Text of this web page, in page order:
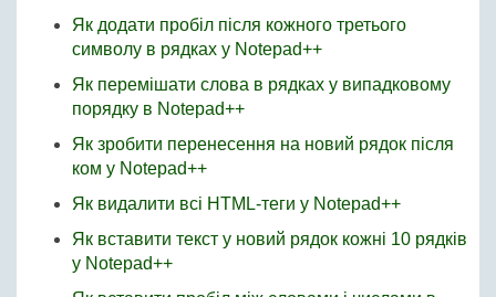
Як додати пробіл після кожного третього
символу в рядках у Notepad++
Як перемішати слова в рядках у випадковому
порядку в Notepad++
Як зробити перенесення на новий рядок після
ком у Notepad++
Як видалити всі HTML-теги у Notepad++
Як вставити текст у новий рядок кожні 10 рядків
у Notepad++